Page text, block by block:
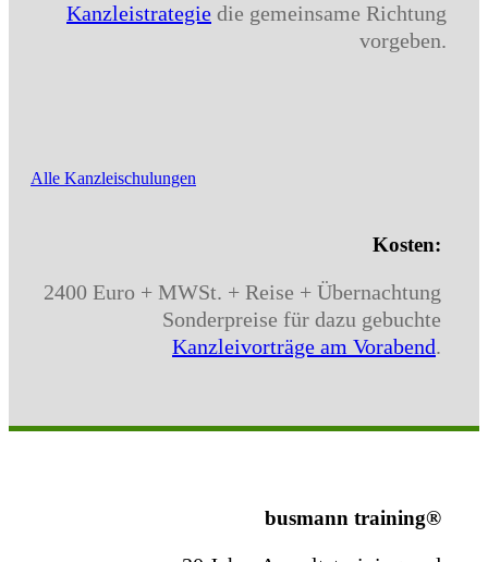
Kanzleistrategie die gemeinsame Richtung
vorgeben.
Alle Kanzleischulungen
Kosten:
2400 Euro + MWSt. + Reise + Übernachtung
Sonderpreise für dazu gebuchte
Kanzleivorträge am Vorabend.
busmann training®